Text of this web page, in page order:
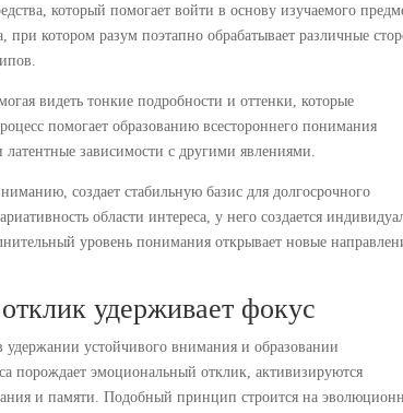
который помогает войти в основу изучаемого
котором разум поэтапно обрабатывает различные
видеть тонкие подробности и оттенки, которые
помогает образованию всестороннего понимания
зависимости с другими явлениями.
создает стабильную базис для долгосрочного
области интереса, у него создается
уровень понимания открывает новые
удерживает фокус
устойчивого внимания и образовании
порождает эмоциональный отклик, активизируются
и памяти. Подобный принцип строится на